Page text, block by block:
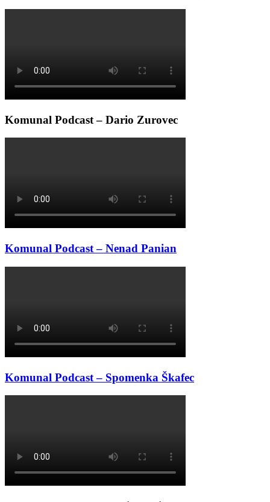
Komunal Podcast – Dario Zurovec
Komunal Podcast – Nenad Panian
Komunal Podcast – Spomenka Škafec